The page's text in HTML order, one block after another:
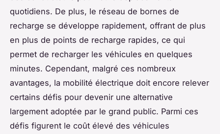
quotidiens. De plus, le réseau de bornes de
recharge se développe rapidement, offrant de plus
en plus de points de recharge rapides, ce qui
permet de recharger les véhicules en quelques
minutes. Cependant, malgré ces nombreux
avantages, la mobilité électrique doit encore relever
certains défis pour devenir une alternative
largement adoptée par le grand public. Parmi ces
défis figurent le coût élevé des véhicules